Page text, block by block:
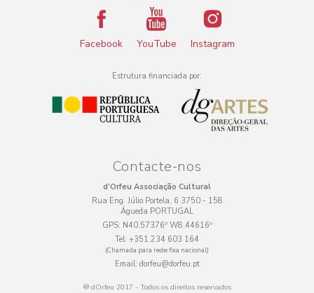
Facebook YouTube Instagram
Estrutura financiada por:
Contacte-nos
d’Orfeu Associação Cultural
Rua Eng. Júlio Portela, 6 3750 - 158
Águeda PORTUGAL
GPS: N40.57376º W8.44616º
Tel: +351 234 603 164
(Chamada para rede fixa nacional)
Email: dorfeu@dorfeu.pt
® dOrfeu 2017 - Todos os direitos reservados